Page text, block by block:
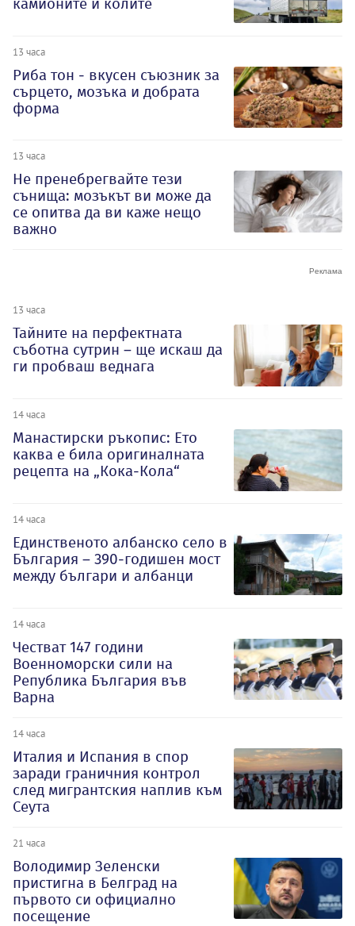
13 часа
Риба тон - вкусен съюзник за
сърцето, мозъка и добрата
форма
13 часа
Не пренебрегвайте тези
сънища: мозъкът ви може да
се опитва да ви каже нещо
важно
13 часа
Тайните на перфектната
съботна сутрин – ще искаш да
ги пробваш веднага
14 часа
Манастирски ръкопис: Ето
каква е била оригиналната
рецепта на „Кока-Кола“
14 часа
Единственото албанско село в
България – 390-годишен мост
между българи и албанци
14 часа
Честват 147 години
Военноморски сили на
Република България във
Варна
14 часа
Италия и Испания в спор
заради граничния контрол
след мигрантския наплив към
Сеута
21 часа
Володимир Зеленски
пристигна в Белград на
първото си официално
посещение